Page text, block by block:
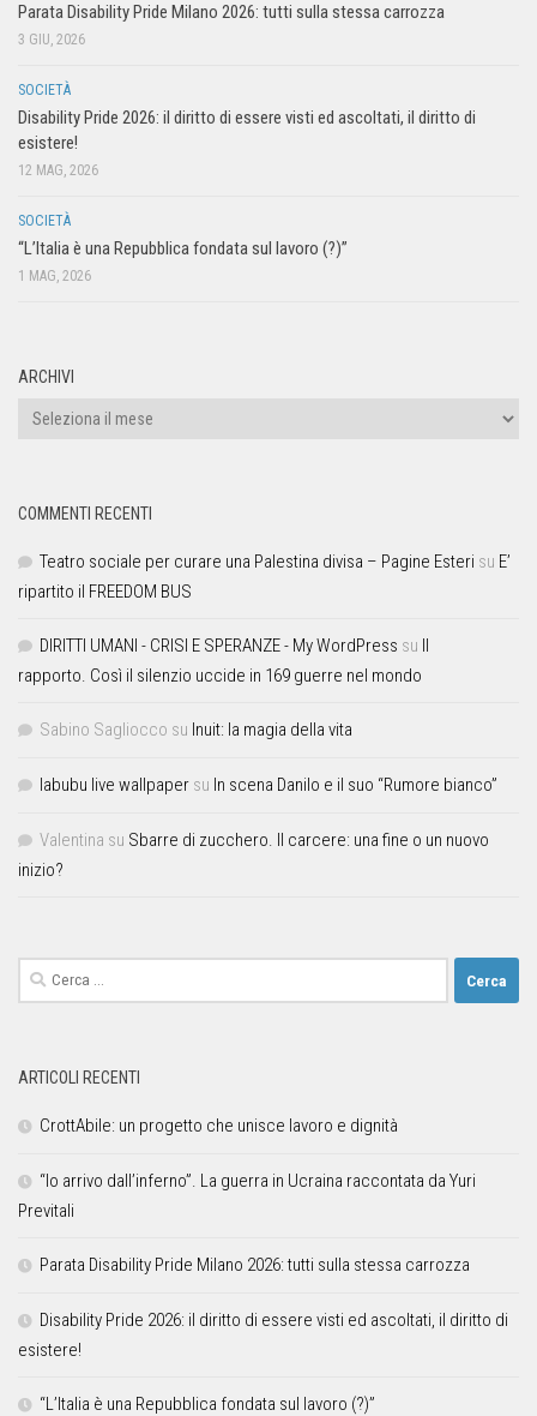
Parata Disability Pride Milano 2026: tutti sulla stessa carrozza
3 GIU, 2026
SOCIETÀ
Disability Pride 2026: il diritto di essere visti ed ascoltati, il diritto di
esistere!
12 MAG, 2026
SOCIETÀ
“L’Italia è una Repubblica fondata sul lavoro (?)”
1 MAG, 2026
ARCHIVI
COMMENTI RECENTI
Teatro sociale per curare una Palestina divisa – Pagine Esteri su E’
ripartito il FREEDOM BUS
DIRITTI UMANI - CRISI E SPERANZE - My WordPress su Il
rapporto. Così il silenzio uccide in 169 guerre nel mondo
Sabino Sagliocco su Inuit: la magia della vita
labubu live wallpaper su In scena Danilo e il suo “Rumore bianco”
Valentina su Sbarre di zucchero. Il carcere: una fine o un nuovo
inizio?
ARTICOLI RECENTI
CrottAbile: un progetto che unisce lavoro e dignità
“Io arrivo dall’inferno”. La guerra in Ucraina raccontata da Yuri
Previtali
Parata Disability Pride Milano 2026: tutti sulla stessa carrozza
Disability Pride 2026: il diritto di essere visti ed ascoltati, il diritto di
esistere!
“L’Italia è una Repubblica fondata sul lavoro (?)”